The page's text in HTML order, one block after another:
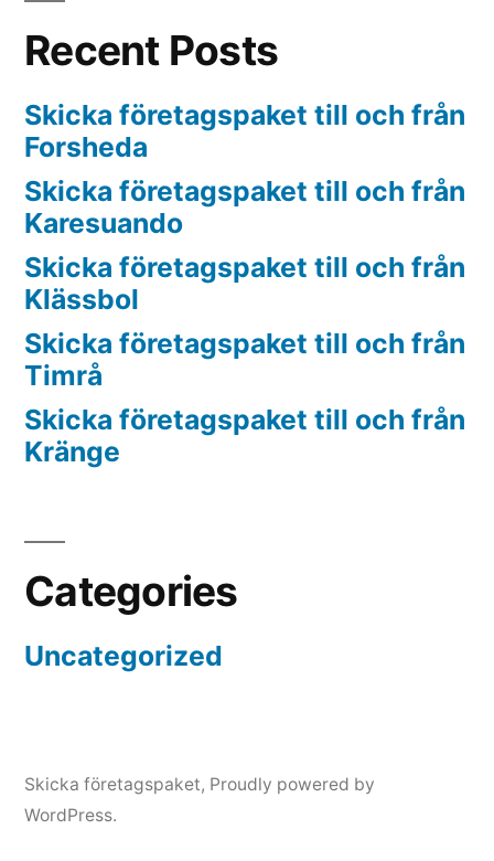
Recent Posts
Skicka företagspaket till och från
Forsheda
Skicka företagspaket till och från
Karesuando
Skicka företagspaket till och från
Klässbol
Skicka företagspaket till och från
Timrå
Skicka företagspaket till och från
Kränge
Categories
Uncategorized
Skicka företagspaket, Proudly powered by
WordPress.